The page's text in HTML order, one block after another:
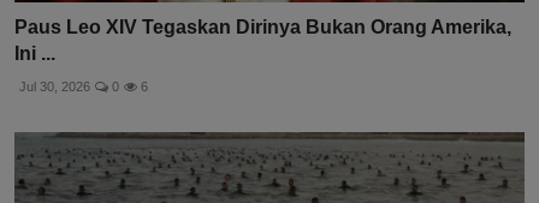
Paus Leo XIV Tegaskan Dirinya Bukan Orang Amerika,
Ini ...
Jul 30, 2026 0 6